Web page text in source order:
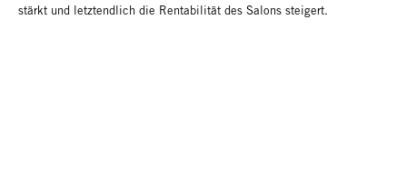
stärkt und letztendlich die Rentabilität des Salons steigert.